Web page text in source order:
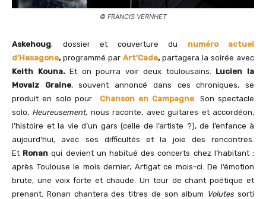
© FRANCIS VERNHET
Askehoug, dossier et couverture du numéro actuel
d’Hexagone, programmé par Art’Cade, partagera la soirée avec
Keith Kouna.Et on pourra voir deux toulousains. Lucien la
Movaiz Graine, souvent annoncé dans ces chroniques, se
produit en solo pour Chanson en Campagne . Son spectacle
solo, Heureusement, nous raconte, avec guitares et accordéon,
l’histoire et la vie d’un gars (celle de l’artiste ?), de l’enfance à
aujourd’hui, avec ses difficultés et la joie des rencontres.
Et Ronan qui devient un habitué des concerts chez l’habitant :
après Toulouse le mois dernier, Artigat ce mois-ci. De l’émotion
brute, une voix forte et chaude. Un tour de chant poétique et
prenant. Ronan chantera des titres de son album Volutes sorti